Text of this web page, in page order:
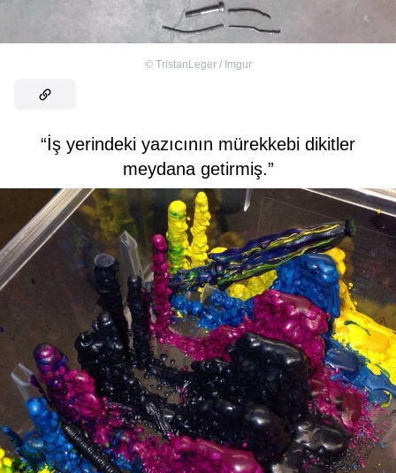
© TristanLeger / Imgur
“İş yerindeki yazıcının mürekkebi dikitler
meydana getirmiş.”